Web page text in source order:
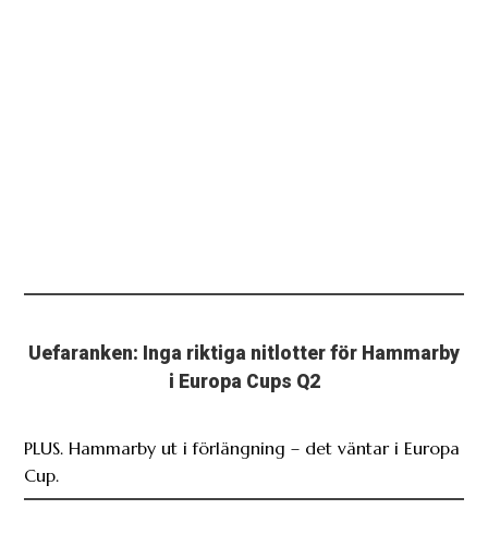
Uefaranken: Inga riktiga nitlotter för Hammarby
i Europa Cups Q2
PLUS. Hammarby ut i förlängning – det väntar i Europa
Cup.